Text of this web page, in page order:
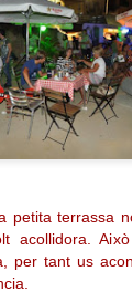
petita terrassa
acollidora.
per tant us